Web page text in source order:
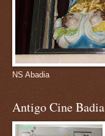
NS Abadia
Antigo Cine Badia